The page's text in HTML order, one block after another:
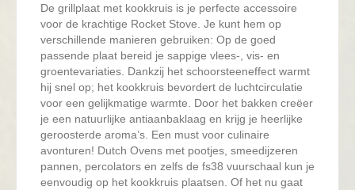
De grillplaat met kookkruis is je perfecte accessoire
voor de krachtige Rocket Stove. Je kunt hem op
verschillende manieren gebruiken: Op de goed
passende plaat bereid je sappige vlees-, vis- en
groentevariaties. Dankzij het schoorsteeneffect warmt
hij snel op; het kookkruis bevordert de luchtcirculatie
voor een gelijkmatige warmte. Door het bakken creëer
je een natuurlijke antiaanbaklaag en krijg je heerlijke
geroosterde aroma’s. Een must voor culinaire
avonturen! Dutch Ovens met pootjes, smeedijzeren
pannen, percolators en zelfs de fs38 vuurschaal kun je
eenvoudig op het kookkruis plaatsen. Of het nu gaat